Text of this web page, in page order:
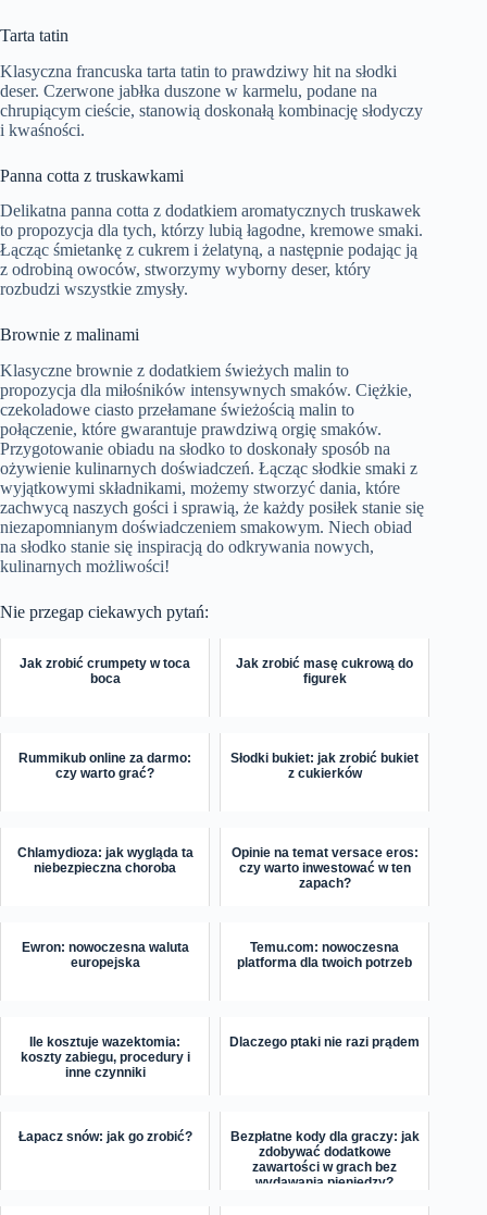
Tarta tatin
Klasyczna francuska tarta tatin to prawdziwy hit na słodki
deser. Czerwone jabłka duszone w karmelu, podane na
chrupiącym cieście, stanowią doskonałą kombinację słodyczy
i kwaśności.
Panna cotta z truskawkami
Delikatna panna cotta z dodatkiem aromatycznych truskawek
to propozycja dla tych, którzy lubią łagodne, kremowe smaki.
Łącząc śmietankę z cukrem i żelatyną, a następnie podając ją
z odrobiną owoców, stworzymy wyborny deser, który
rozbudzi wszystkie zmysły.
Brownie z malinami
Klasyczne brownie z dodatkiem świeżych malin to
propozycja dla miłośników intensywnych smaków. Ciężkie,
czekoladowe ciasto przełamane świeżością malin to
połączenie, które gwarantuje prawdziwą orgię smaków.
Przygotowanie obiadu na słodko to doskonały sposób na
ożywienie kulinarnych doświadczeń. Łącząc słodkie smaki z
wyjątkowymi składnikami, możemy stworzyć dania, które
zachwycą naszych gości i sprawią, że każdy posiłek stanie się
niezapomnianym doświadczeniem smakowym. Niech obiad
na słodko stanie się inspiracją do odkrywania nowych,
kulinarnych możliwości!
Nie przegap ciekawych pytań:
Jak zrobić crumpety w toca
boca
Jak zrobić masę cukrową do
figurek
Rummikub online za darmo:
czy warto grać?
Słodki bukiet: jak zrobić bukiet
z cukierków
Chlamydioza: jak wygląda ta
niebezpieczna choroba
Opinie na temat versace eros:
czy warto inwestować w ten
zapach?
Ewron: nowoczesna waluta
europejska
Temu.com: nowoczesna
platforma dla twoich potrzeb
Ile kosztuje wazektomia:
koszty zabiegu, procedury i
inne czynniki
Dlaczego ptaki nie razi prądem
Łapacz snów: jak go zrobić?
Bezpłatne kody dla graczy: jak
zdobywać dodatkowe
zawartości w grach bez
wydawania pieniędzy?